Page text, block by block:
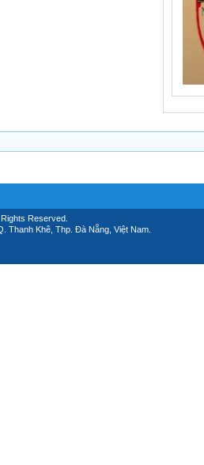
Reserved.
Thanh Khê, Thp. Đà Nẵng, Việt Nam.